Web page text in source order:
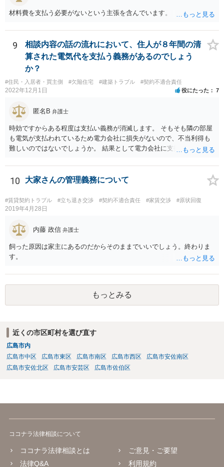
材料費を支払う必要がないという主張を含んでいます。
9
相談内容の話の流れにおいて、住人が８年間の清
算された電気代を支払う義務があるのでしょう
か？
#住民・入居者・買主側 #欠陥住宅 #建築トラブル #契約不適合責任
2022年12月1日 役にたった 7
匿名B 弁護士
時効ですからある程度は支払い義務が消滅します。 そもそも隣の部屋
も電気が支払われているため電力会社に損失がないので、不当利得も
難しいのではないでしょうか。 結果として電力会社に支払拒絶をする
10 大家さんの管理義務について
#賃貸契約トラブル #立ち退き交渉 #契約不適合責任 #家賃交渉 #原状回復
2019年4月28日
内藤 政信 弁護士
飼った原因は家主にあるのだからそのままでいいでしょう。終わりま
す。
もっとみる
近くの市区町村を選び直す
広島市内
広島市中区
広島市東区 広島市南区 広島市西区
広島市安佐南区
広島市安佐北区
広島市安芸区 広島市佐伯区
ココナラ法律相談について
ココナラ法律相談とは
法律Q&A
ご意見・ご要望
利用規約